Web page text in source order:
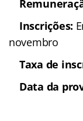
3.278,74
outubro e 19